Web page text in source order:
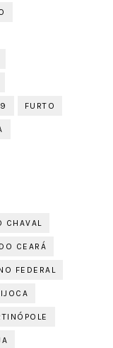
FURTO
CHAVAL
CEARÁ
FEDERAL